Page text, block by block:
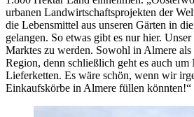
urbanen Landwirtschaftsprojekten der
die Lebensmittel aus unseren Gärten in
gelangen. So etwas gibt es nur hier.
Marktes zu werden. Sowohl in Almere als
Region, denn schließlich geht es auch
Lieferketten. Es wäre schön, wenn wir
Einkaufskörbe in Almere füllen könnten!“